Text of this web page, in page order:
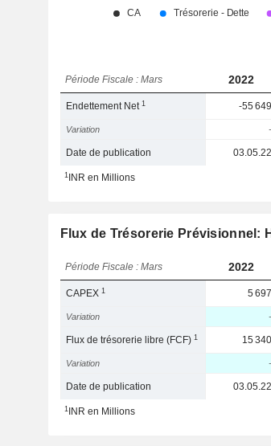
Période Fiscale : Mars 2022
Endettement Net1 -55 649
Variation -
Date de publication 03.05.22
1INR en Millions
Flux de Trésorerie Prévisionnel:
Période Fiscale : Mars 2022
CAPEX1 5 697
Variation -
Flux de trésorerie libre (FCF)1 15 340
Variation -
Date de publication 03.05.22
1INR en Millions